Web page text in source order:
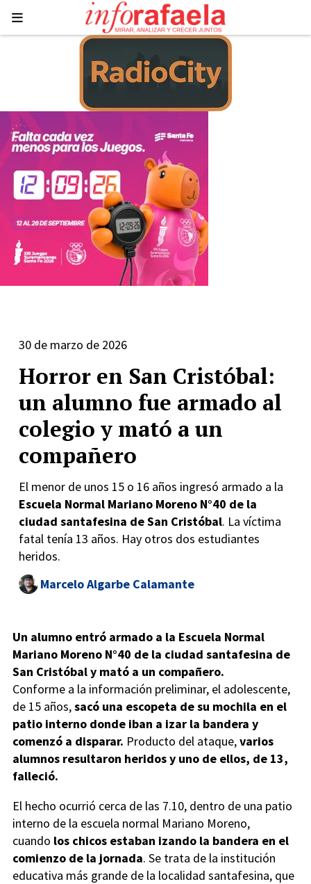
Horror en San Cristóbal:
un alumno fue armado al
colegio y mató a un
compañero
El menor de unos 15 o 16 años ingresó armado a la
Escuela Normal Mariano Moreno N°40 de la
ciudad santafesina de San Cristóbal. La víctima
fatal tenía 13 años. Hay otros dos estudiantes
heridos.
30 de marzo de 2026
Marcelo Algarbe Calamante
Un alumno entró armado a la Escuela Normal
Mariano Moreno N°40 de la ciudad santafesina de
San Cristóbal y mató a un compañero.
Conforme a la información preliminar, el adolescente,
de 15 años,sacó una escopeta de su mochila en el
patio interno donde iban a izar la bandera y
comenzó a disparar. Producto del ataque,varios
alumnos resultaron heridos y uno de ellos, de 13,
falleció.
El hecho ocurrió cerca de las 7.10, dentro de una patio
interno de la escuela normal Mariano Moreno,
cuando los chicos estaban izando la bandera en el
comienzo de la jornada. Se trata de la institución
educativa más grande de la localidad santafesina, que